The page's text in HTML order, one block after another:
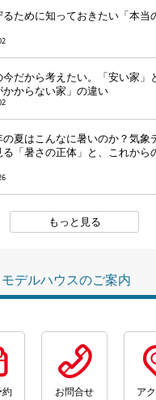
るために知っておきたい「本当
だから考えたい。「安い家」
かからない家」の違い
夏はこんなに暑いのか？気象
る「暑さの正体」と、これから
もっと見る
デルハウスのご案内
約 お問合せ ア